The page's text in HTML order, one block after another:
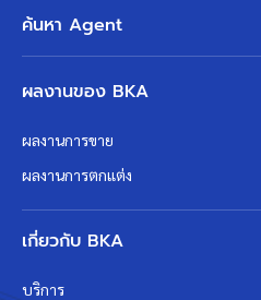
ค้นหา Agent
ผลงานของ BKA
ผลงานการขาย
ผลงานการตกแต่ง
เกี่ยวกับ BKA
บริการ